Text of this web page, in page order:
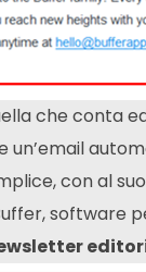
che conta
un’email
con al
software